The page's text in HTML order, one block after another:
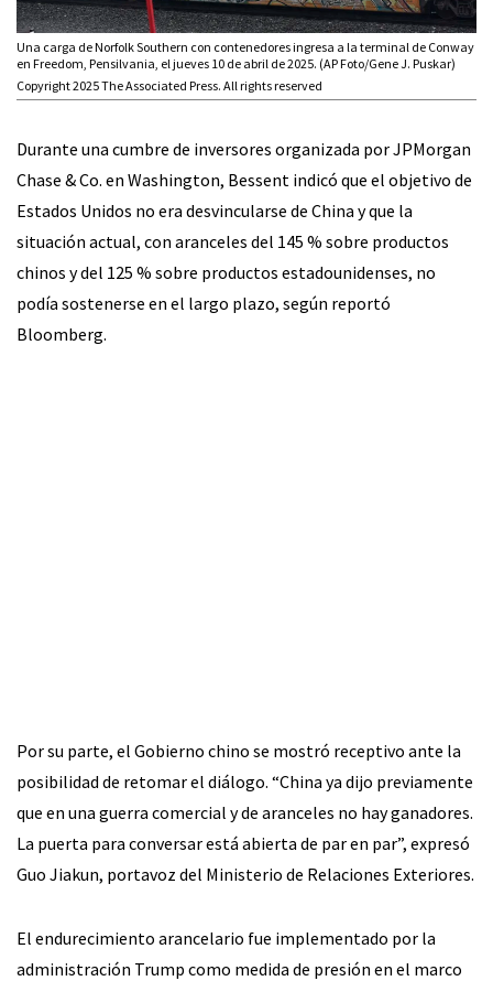
Una carga de Norfolk Southern con contenedores ingresa a la terminal de Conway
en Freedom, Pensilvania, el jueves 10 de abril de 2025. (AP Foto/Gene J. Puskar)
Copyright 2025 The Associated Press. All rights reserved
Durante una cumbre de inversores organizada por JPMorgan
Chase & Co. en Washington, Bessent indicó que el objetivo de
Estados Unidos no era desvincularse de China y que la
situación actual, con aranceles del 145 % sobre productos
chinos y del 125 % sobre productos estadounidenses, no
podía sostenerse en el largo plazo, según reportó
Bloomberg.
Por su parte, el Gobierno chino se mostró receptivo ante la
posibilidad de retomar el diálogo. “China ya dijo previamente
que en una guerra comercial y de aranceles no hay ganadores.
La puerta para conversar está abierta de par en par”, expresó
Guo Jiakun, portavoz del Ministerio de Relaciones Exteriores.
El endurecimiento arancelario fue implementado por la
administración Trump como medida de presión en el marco